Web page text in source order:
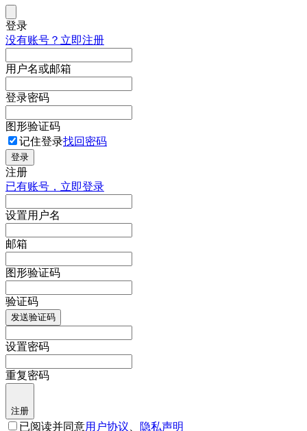
登录
没有账号？立即注册
用户名或邮箱
登录密码
图形验证码
记住登录找回密码
登录
注册
已有账号，立即登录
设置用户名
邮箱
图形验证码
验证码
发送验证码
设置密码
重复密码
注册
已阅读并同意用户协议 隐私声明